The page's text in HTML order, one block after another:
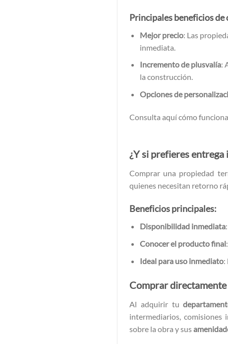
Principales beneficios
Mejor precio: Las
inmediata.
Incremento de plusvalía:
la construcción.
Opciones de
Consulta aquí cómo
¿Y si prefieres entrega
Comprar una propiedad
quienes necesitan retorno
Beneficios principales:
Disponibilidad inmediata
Conocer el producto final
Ideal para uso inmediato:
Comprar
Al adquirir tu
intermediarios, comisiones
sobre la obra y sus